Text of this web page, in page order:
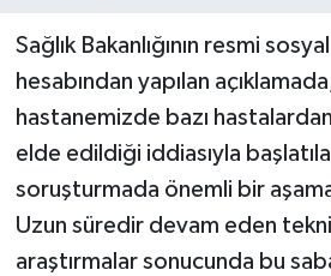
Sağlık Bakanlığının resmi
hesabından yapılan
hastanemizde bazı
elde edildiği iddiasıyla
soruşturmada önemli bir
Uzun süredir devam eden
araştırmalar sonucunda bu